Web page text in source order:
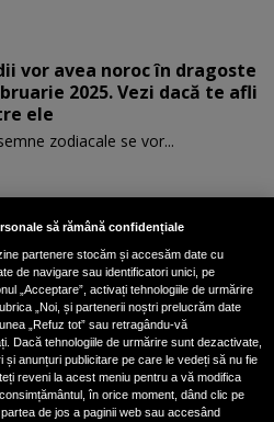
vor avea noroc în dragoste
2025. Vezi dacă te afli
ele
zodiacale se vor...
zodii primesc un mesaj
de la Univers pe 30
Vezi dacă te afli printre
ale căror dorințe devin
pe 29 ianuarie 2025. Vezi
să rămână confidențiale
partenere stocăm și accesăm date cu
de navigare sau identificatori unici, pe
„Acceptare”, activați tehnologiile de urmărire
„Noi, și partenerii noștri prelucrăm date
„Refuz tot” sau retragându-vă
Dacă tehnologiile de urmărire sunt dezactivate,
și anunțuri publicitare pe care le vedeți să nu fie
reveni la acest meniu pentru a vă modifica
în orice moment, dând clic pe
de jos a paginii web sau accesând